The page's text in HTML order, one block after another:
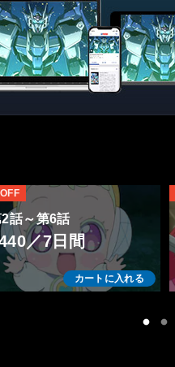
話～第6話
／7日間
カートに入れる